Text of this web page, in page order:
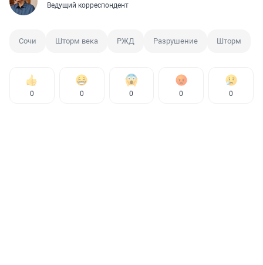
Ведущий корреспондент
Сочи Шторм века РЖД Разрушение Шторм
0 0 0 0 0